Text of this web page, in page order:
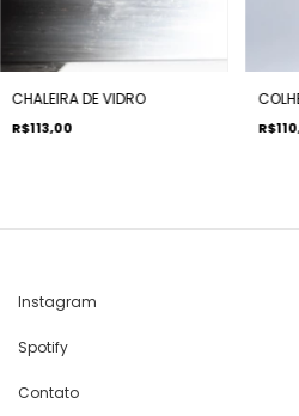
CHALEIRA DE VIDRO
R$113,00
Instagram
Spotify
Contato